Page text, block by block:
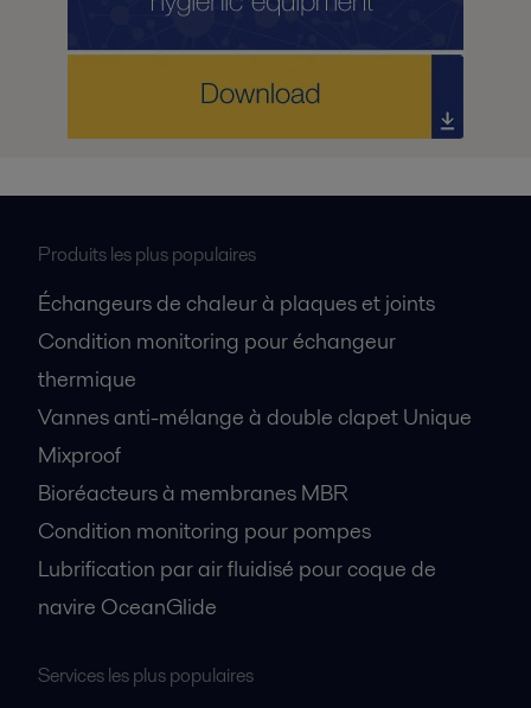
Produits les plus populaires
Échangeurs de chaleur à plaques et joints
Condition monitoring pour échangeur
thermique
Vannes anti-mélange à double clapet Unique
Mixproof
Bioréacteurs à membranes MBR
Condition monitoring pour pompes
Lubrification par air fluidisé pour coque de
navire OceanGlide
Services les plus populaires